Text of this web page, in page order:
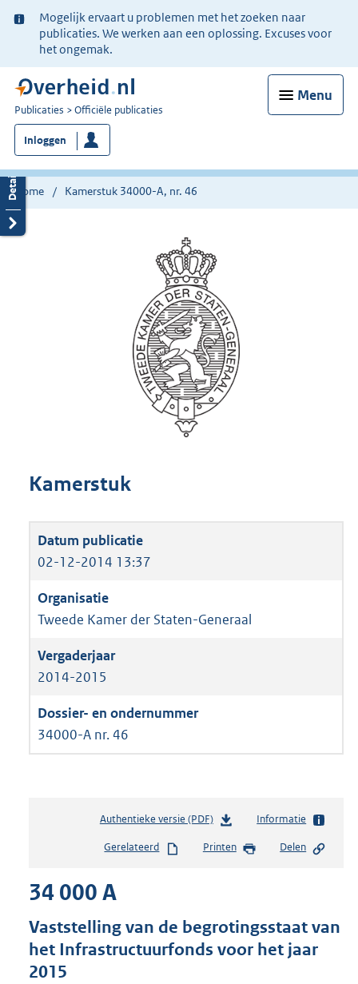
Ter
informatie:
Mogelijk ervaart u problemen met het zoeken naar
publicaties. We werken aan een oplossing. Excuses voor
het ongemak.
Menu
U
bent
nu
hier:
Publicaties Officiële publicaties
Inloggen
Home Kamerstuk 34000-A, nr. 46
Kamerstuk
02-12-2014 13:37
Tweede Kamer der Staten-Generaal
2014-2015
34000-A nr. 46
Authentieke versie (PDF)b
s
s
g
Informatie
Gerelateerd Printen Delen
34 000 A
Vaststelling van de begrotingsstaat van
het Infrastructuurfonds voor het jaar
2015